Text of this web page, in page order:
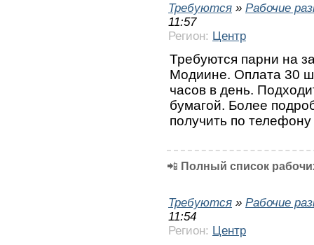
Требуются » Рабочие
11:57
Регион: Центр
Требуются парни на
Модиине. Оплата 30
часов в день.
бумагой. Более
получить по
📲 Полный список
Требуются » Рабочие
11:54
Регион: Центр